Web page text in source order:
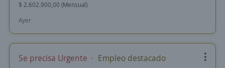
$ 2.602.900,00 (Mensual)
Ayer
Se precisa Urgente Empleo destacado